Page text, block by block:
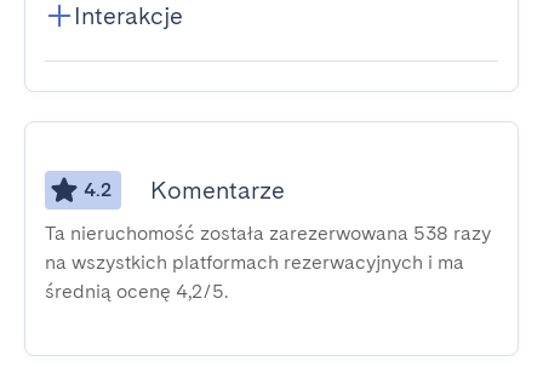
Interakcje
4.2 Komentarze
Ta nieruchomość została zarezerwowana 538 razy
na wszystkich platformach rezerwacyjnych i ma
średnią ocenę 4,2/5.